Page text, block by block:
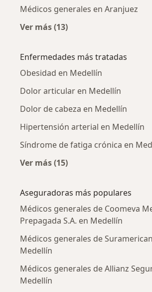
Médicos generales en Aranjuez
Ver más (13)
Enfermedades más tratadas
Obesidad en Medellín
Dolor articular en Medellín
Dolor de cabeza en Medellín
Hipertensión arterial en Medellín
Síndrome de fatiga crónica en
Ver más (15)
Aseguradoras más populares
Médicos generales de Coomeva
Prepagada S.A. en Medellín
Médicos generales de
Medellín
Médicos generales de Allianz
Medellín